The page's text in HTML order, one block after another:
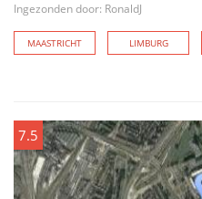
Ingezonden door: RonaldJ
MAASTRICHT LIMBURG
7.5